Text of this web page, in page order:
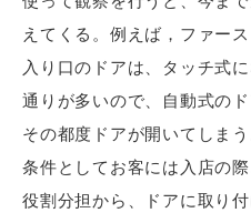
えてくる。例えば，ファー
入り口のドアは、タッチ式
通りが多いので、自動式の
その都度ドアが開いてしま
条件としてお客には入店の
役割分担から、ドアに取り